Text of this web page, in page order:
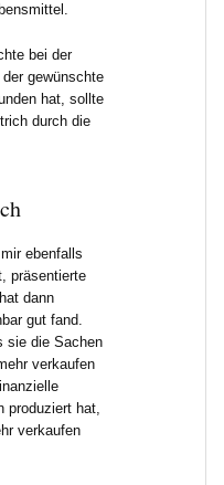
bei der
gewünschte
hat, sollte
durch die
ebenfalls
präsentierte
dann
gut fand.
sie die Sachen
verkaufen
produziert hat,
verkaufen